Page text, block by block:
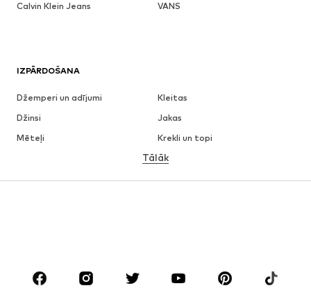
Calvin Klein Jeans
VANS
IZPĀRDOŠANA
Džemperi un adījumi
Kleitas
Džinsi
Jakas
Mēteļi
Krekli un topi
Apakšveļa
Svārki
Blūzes un tunikas
Aksesuāri
Premium
Tālāk